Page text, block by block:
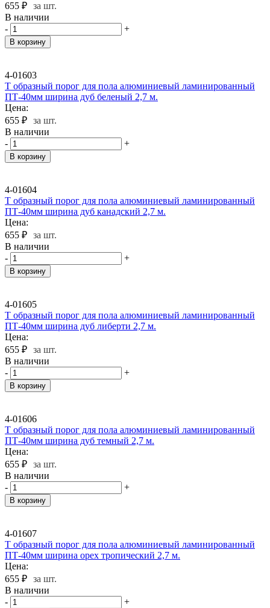
655 ₽ за шт.
В наличии
-
+
В корзину
4-01603
Т образный порог для пола алюминиевый ламинированный
ПТ-40мм ширина дуб беленый 2,7 м.
Цена:
655 ₽ за шт.
В наличии
-
+
В корзину
4-01604
Т образный порог для пола алюминиевый ламинированный
ПТ-40мм ширина дуб канадский 2,7 м.
Цена:
655 ₽ за шт.
В наличии
-
+
В корзину
4-01605
Т образный порог для пола алюминиевый ламинированный
ПТ-40мм ширина дуб либерти 2,7 м.
Цена:
655 ₽ за шт.
В наличии
-
+
В корзину
4-01606
Т образный порог для пола алюминиевый ламинированный
ПТ-40мм ширина дуб темный 2,7 м.
Цена:
655 ₽ за шт.
В наличии
-
+
В корзину
4-01607
Т образный порог для пола алюминиевый ламинированный
ПТ-40мм ширина орех тропический 2,7 м.
Цена:
655 ₽ за шт.
В наличии
-
+